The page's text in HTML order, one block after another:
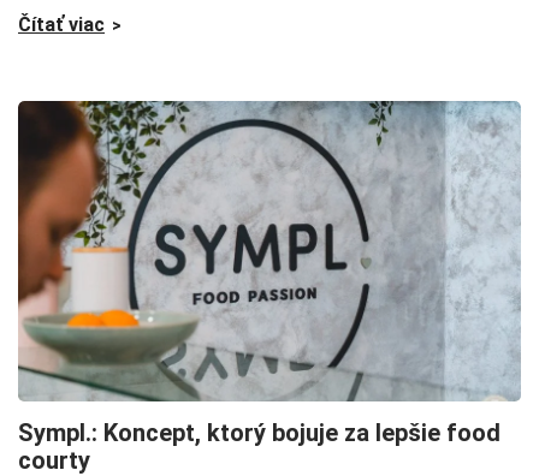
Čítať viac
Sympl.: Koncept, ktorý bojuje za lepšie food
courty